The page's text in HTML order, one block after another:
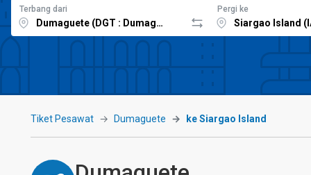
Terbang dari Pergi ke
Tiket Pesawat Dumaguete ke Siargao Island